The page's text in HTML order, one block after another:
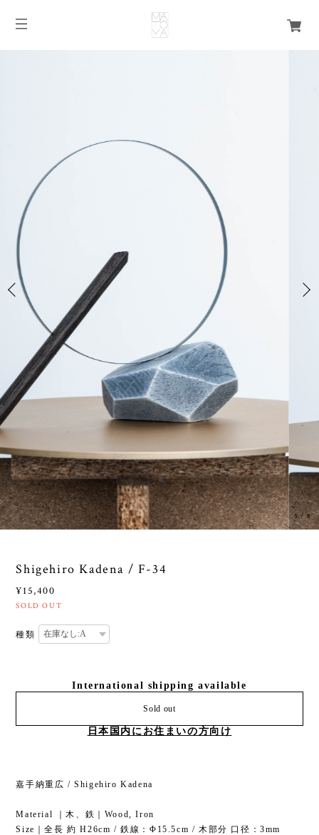
3/8
Shigehiro Kadena / F-34
¥15,400
SOLD OUT
種類
International shipping available
Sold out
日本国内にお住まいの方向け
嘉手納重広 / Shigehiro Kadena
Material ｜木、鉄｜Wood, Iron
Size｜全長 約 H26cm / 鉄線：Φ15.5cm / 木部分 口径：3mm